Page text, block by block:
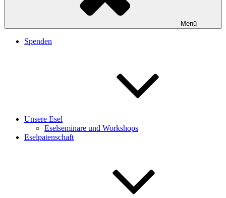
Menü
Spenden
Unsere Esel
Eselseminare und Workshops
Eselpatenschaft